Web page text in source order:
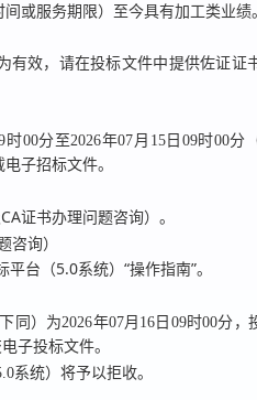
或服务期限）至今具有加工类业绩
有效，请在投标文件中提供佐证证
时00分至2026年07月15日09时00分
电子招标文件。
证书办理问题咨询）。
询）
台（5.0系统）“操作指南”。
同）为2026年07月16日09时00分 ，
子投标文件。
系统）将予以拒收。